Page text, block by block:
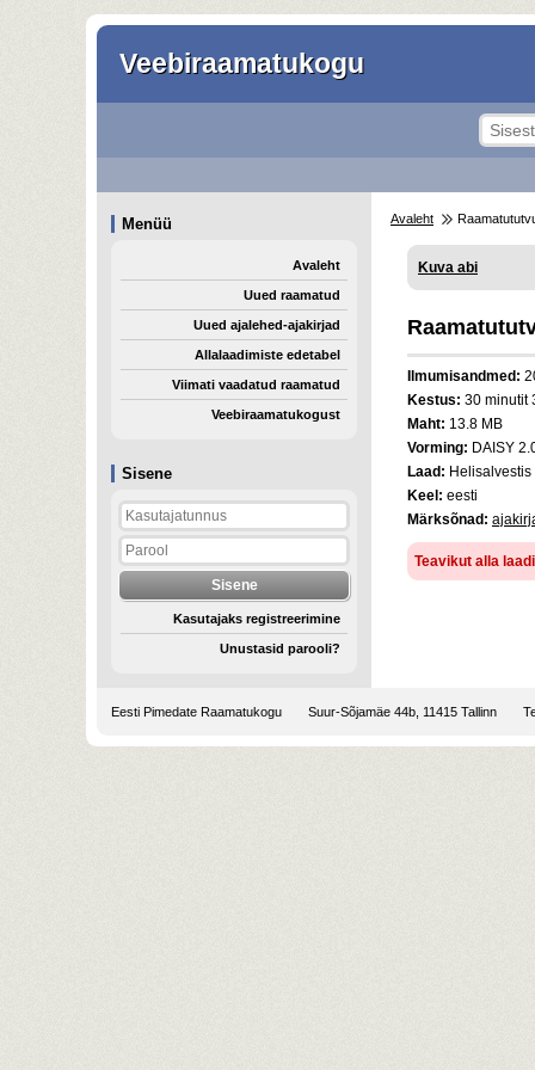
Veebiraamatukogu
Sisene
Kasutajaks registreerimine
Unustasid parooli?
Menüü
Avaleht
Uued raamatud
Uued ajalehed-ajakirjad
Allalaadimiste edetabel
Viimati vaadatud raamatud
Veebiraamatukogust
Avaleht
Kuva abi
Ilmumisandmed:
Kestus: 30 minutit
Maht: 13.8 MB
Vorming: DAISY
Laad: Helisalvestis
Keel: eesti
Märksõnad:
Teavikut alla
Eesti Pimedate Raamatukogu Suur-Sõjamäe 44b, 11415 Tallinn